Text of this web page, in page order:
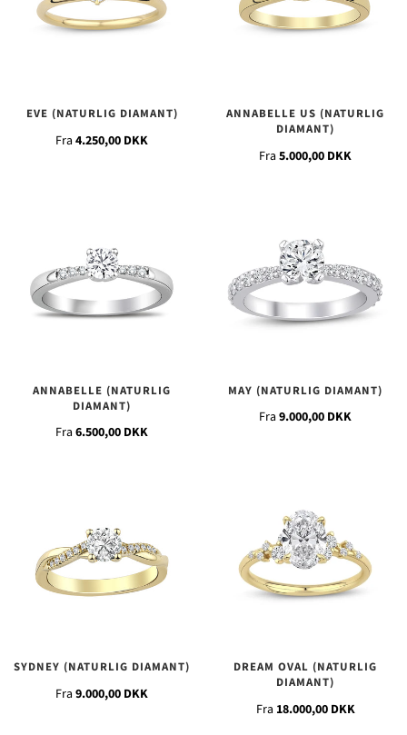
EVE (NATURLIG DIAMANT)
Fra 4.250,00 DKK
ANNABELLE US (NATURLIG
DIAMANT)
Fra 5.000,00 DKK
ANNABELLE (NATURLIG
DIAMANT)
Fra 6.500,00 DKK
MAY (NATURLIG DIAMANT)
Fra 9.000,00 DKK
SYDNEY (NATURLIG DIAMANT)
Fra 9.000,00 DKK
DREAM OVAL (NATURLIG
DIAMANT)
Fra 18.000,00 DKK